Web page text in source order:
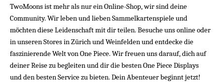
TwoMoons ist mehr als nur ein Online-Shop, wir sind deine
Community. Wir leben und lieben Sammelkartenspiele und
möchten diese Leidenschaft mit dir teilen. Besuche uns online oder
in unseren Stores in Zürich und Weinfelden und entdecke die
faszinierende Welt von One Piece. Wir freuen uns darauf, dich auf
deiner Reise zu begleiten und dir die besten One Piece Displays
und den besten Service zu bieten. Dein Abenteuer beginnt jetzt!